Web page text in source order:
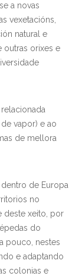
a novas
vexetacións,
natural e
outras orixes e
vapor) e ao
de mellora
de Europa
no
deste xeito, por
do
pouco, nestes
e adaptando
colonias e